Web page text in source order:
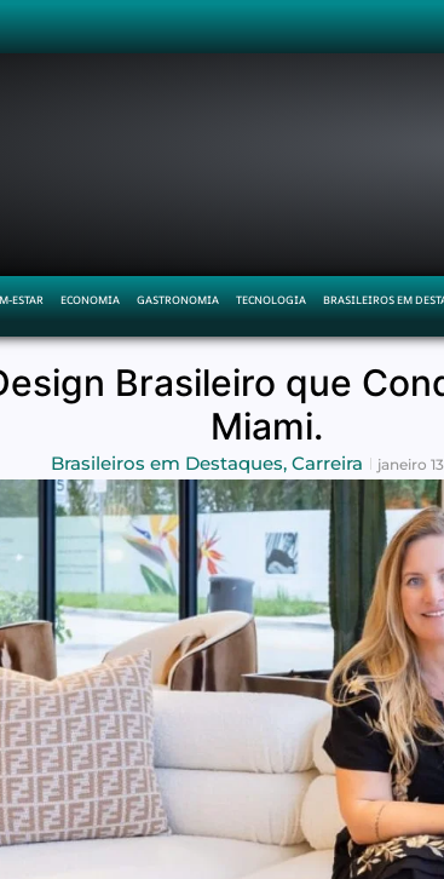
ESTAR ECONOMIA GASTRONOMIA TECNOLOGIA BRASILEIROS EM
Brasileiro que
Miami.
Brasileiros em Destaques, Carreira janeiro